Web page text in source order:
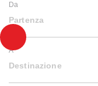
Da
Partenza
A
Destinazione